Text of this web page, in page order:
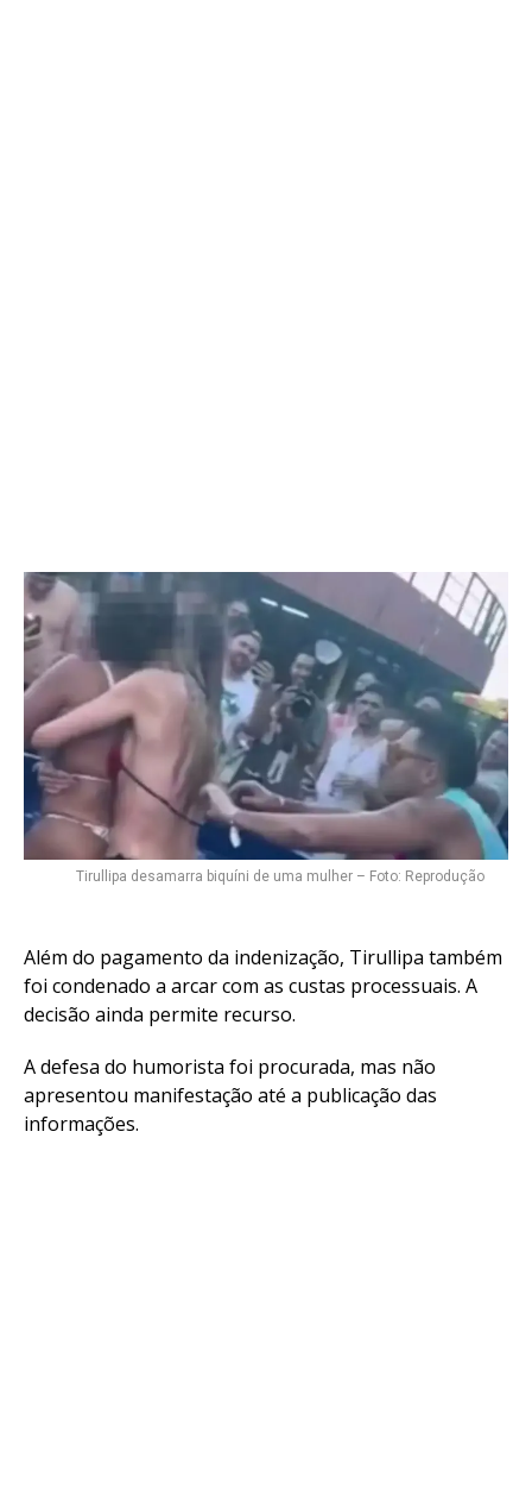
Tirullipa desamarra biquíni de uma mulher – Foto: Reprodução
Além do pagamento da indenização, Tirullipa também
foi condenado a arcar com as custas processuais. A
decisão ainda permite recurso.
A defesa do humorista foi procurada, mas não
apresentou manifestação até a publicação das
informações.